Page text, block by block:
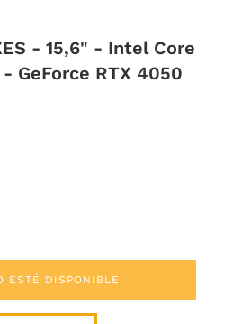
- 15,6" - Intel Core
GeForce RTX 4050
ESTÉ DISPONIBLE